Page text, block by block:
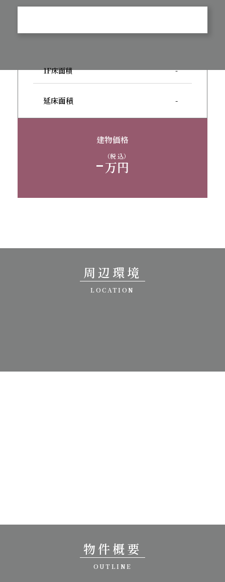
1F床面積 -
延床面積 -
建物価格
-万円
（税 込）
周辺環境
LOCATION
物件概要
OUTLINE